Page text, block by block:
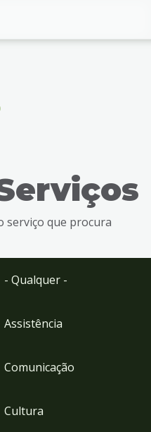
serviço que procura
- Qualquer -
Assistência
Comunicação
Cultura